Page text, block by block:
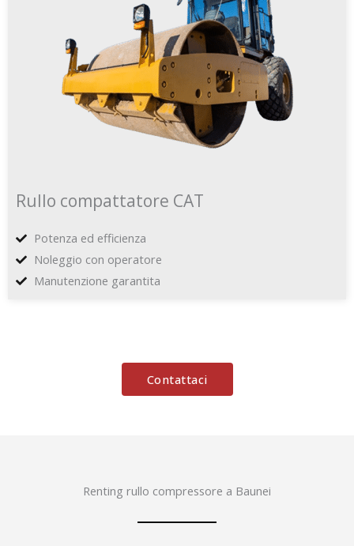
Rullo compattatore CAT
Potenza ed efficienza
Noleggio con operatore
Manutenzione garantita
Contattaci
Renting rullo compressore a Baunei